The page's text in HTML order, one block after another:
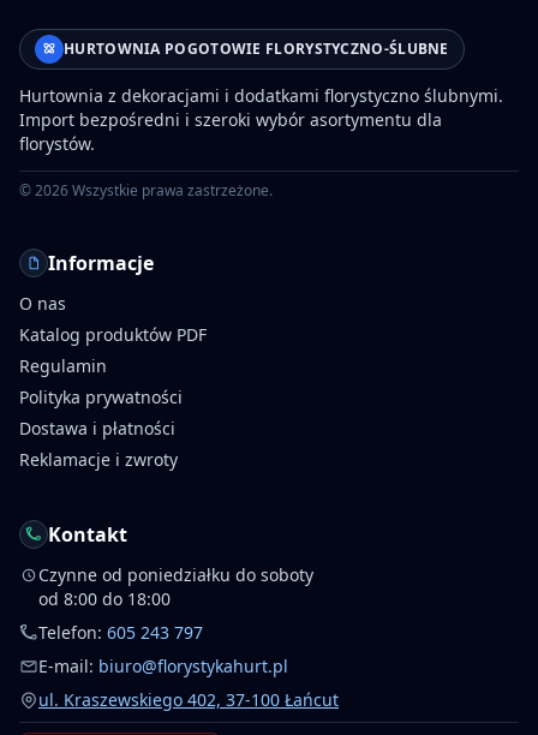
HURTOWNIA POGOTOWIE FLORYSTYCZNO-ŚLUBNE
Hurtownia z dekoracjami i dodatkami florystyczno ślubnymi.
Import bezpośredni i szeroki wybór asortymentu dla
florystów.
©2026Wszystkie prawa zastrzeżone.
Informacje
O nas
Katalog produktów PDF
Regulamin
Polityka prywatności
Dostawa i płatności
Reklamacje i zwroty
Kontakt
Czynne od poniedziałku do soboty
od 8:00 do 18:00
Telefon: 605 243 797
E-mail: biuro@florystykahurt.pl
ul. Kraszewskiego 402, 37-100 Łańcut